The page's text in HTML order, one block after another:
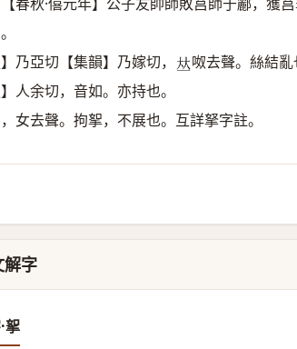
乃亞切【集韻】乃嫁切， 𠀤呶去聲。絲結亂
人余切，音如。亦持也。
女去聲。拘挐，不展也。互詳拏字註。
解字
挐